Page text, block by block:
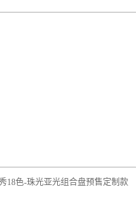
18色-珠光亚光组合盘预售定制款